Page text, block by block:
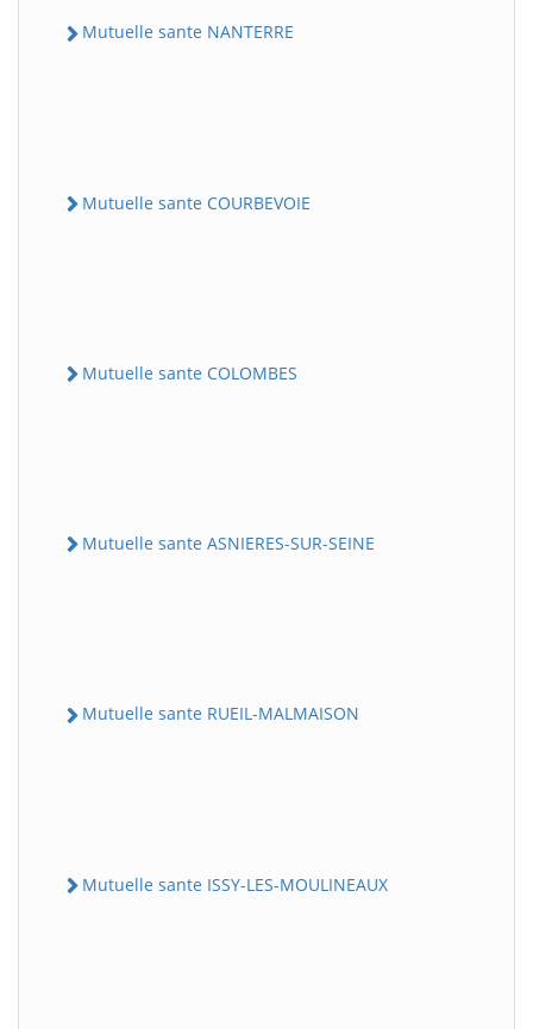
Mutuelle sante NANTERRE
Mutuelle sante COURBEVOIE
Mutuelle sante COLOMBES
Mutuelle sante ASNIERES-SUR-SEINE
Mutuelle sante RUEIL-MALMAISON
Mutuelle sante ISSY-LES-MOULINEAUX